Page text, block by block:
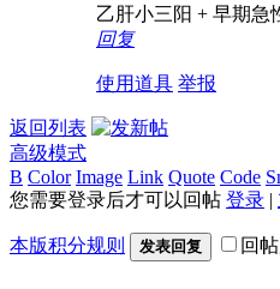
乙肝小三阳 + 早期急
回复
使用道具 举报
返回列表
高级模式
B Color Image Link Quote Code
您需要登录后才可以回帖 登录 |
本版积分规则 发表回复 回